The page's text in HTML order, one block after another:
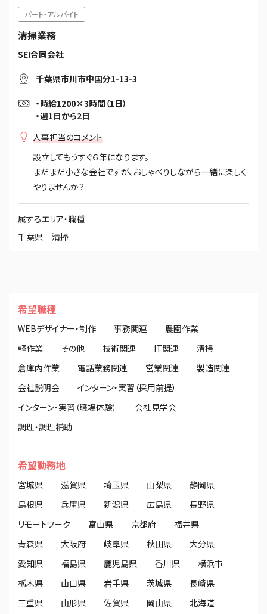
パート・アルバイト
清掃業務
SEI合同会社
千葉県市川市中国分1-13-3
・時給1200×3時間（1日）
・週1日から2日
人事担当のコメント
設立してもうすぐ６年になります。
まだまだ小さな会社ですが、おしゃべりしながら一緒に楽しく
やりませんか？
属するエリア・職種
千葉県
清掃
希望職種
WEBデザイナー・制作 事務関連
農園作業
軽作業
その他 技術関連 IT関連
清掃
倉庫内作業
電話業務関連 営業関連
製造関連
会社説明会
インターン・実習（採用前提）
インターン・実習（職場体験）
会社見学会
調理・調理補助
希望勤務地
宮城県 滋賀県 埼玉県 山梨県
静岡県
島根県
兵庫県 新潟県 広島県
長野県
リモートワーク
富山県 京都府
福井県
青森県
大阪府 岐阜県 秋田県
大分県
愛知県
福島県 鹿児島県 香川県
横浜市
栃木県
山口県 岩手県 茨城県
長崎県
三重県
山形県 佐賀県 岡山県
北海道